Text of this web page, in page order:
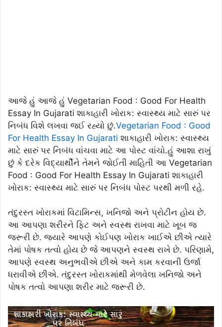
આજે હું આજે હું Vegetarian Food : Good For Health
Essay In Gujarati શાકાહારી ખોરાક: સ્વાસ્થ્ય માટે સારું પર
નિબંધ વિશે લખવા જઈ રહ્યો છું.Vegetarian Food : Good
For Health Essay In Gujarati શાકાહારી ખોરાક: સ્વાસ્થ્ય
માટે સારું પર નિબંધ વાંચવા માટે આ પોસ્ટ વાંચો.હું આશા રાખું
છું કે દરેક વિદ્યાર્થીને તેમને જોઈતી માહિતી આ Vegetarian
Food : Good For Health Essay In Gujarati શાકાહારી
ખોરાક: સ્વાસ્થ્ય માટે સારું પર નિબંધ પોસ્ટ પરથી મળી રહે.
તંદુરસ્ત ખોરાકમાં વિટામિન્સ, ખનિજો અને પ્રોટીન હોય છે.
આ આપણા શરીરને ફિટ અને સ્વસ્થ રાખવા માટે ખૂબ જ
જરૂરી છે. જ્યારે આપણે કોઈપણ ખોરાક ખાઈએ છીએ ત્યારે
તેમાં પોષક તત્વો હોય છે જે આપણને સ્વસ્થ રાખે છે. પરિણામે,
આપણે સ્વસ્થ અનુભવીએ છીએ અને કામ કરવાની ઉર્જા
ધરાવીએ છીએ. તંદુરસ્ત ખોરાકમાંથી મેળવેલા ખનિજો અને
પોષક તત્વો આપણા શરીર માટે જરૂરી છે.